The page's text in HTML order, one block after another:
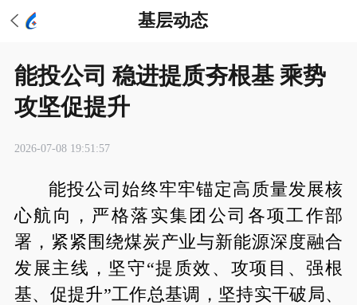
基层动态
能投公司 稳进提质夯根基 乘势
攻坚促提升
2026-07-08 19:51:57
能投公司始终牢牢锚定高质量发展核
心航向，严格落实集团公司各项工作部
署，紧紧围绕煤炭产业与新能源深度融合
发展主线，坚守“提质效、攻项目、强根
基、促提升”工作总基调，坚持实干破局、